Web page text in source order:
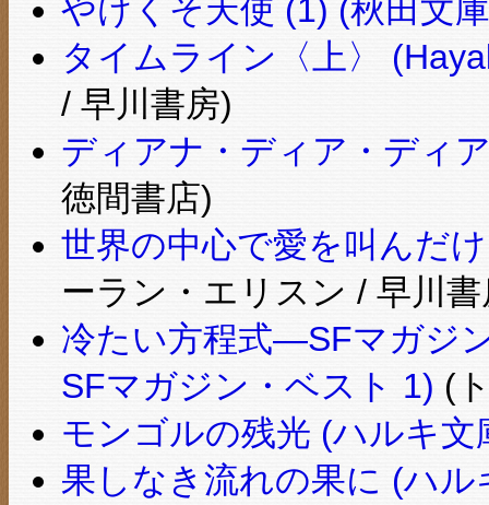
やけくそ天使 (1) (秋田文
タイムライン〈上〉
/ 早川書房)
ディアナ・ディア・ディ
徳間書店)
世界の中心で愛を叫んだ
ーラン・エリスン / 早川書
冷たい方程式―SFマガジ
SFマガジン・ベスト 1) (
モンゴルの残光 (ハルキ文
果しなき流れの果に (ハル